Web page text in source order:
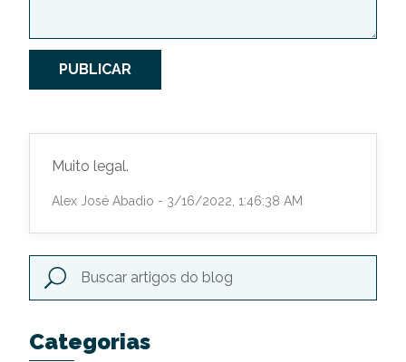
PUBLICAR
Muito legal.
Alex José Abadio - 3/16/2022, 1:46:38 AM
Categorias